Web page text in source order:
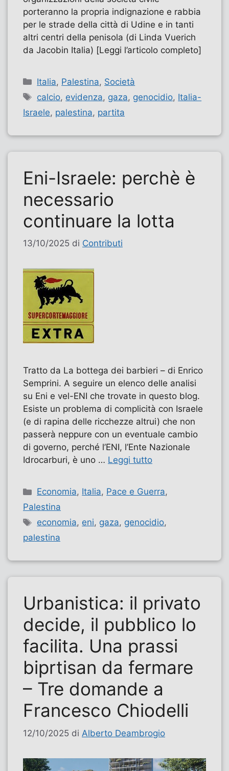
porteranno la propria indignazione e rabbia
per le strade della città di Udine e in tanti
altri centri della penisola (di Linda Vuerich
da Jacobin Italia) [Leggi l’articolo completo]
Categorie
Italia, Palestina, Società
Tag
calcio, evidenza, gaza, genocidio, Italia-
Israele, palestina, partita
Eni-Israele: perchè è
necessario
continuare la lotta
13/10/2025 di Contributi
Tratto da La bottega dei barbieri – di Enrico
Semprini. A seguire un elenco delle analisi
su Eni e vel-ENI che trovate in questo blog.
Esiste un problema di complicità con Israele
(e di rapina delle ricchezze altrui) che non
passerà neppure con un eventuale cambio
di governo, perché l’ENI, l’Ente Nazionale
Idrocarburi, è uno … Leggi tutto
Categorie
Economia, Italia, Pace e Guerra,
Palestina
Tag
economia, eni, gaza, genocidio,
palestina
Urbanistica: il privato
decide, il pubblico lo
facilita. Una prassi
biprtisan da fermare
– Tre domande a
Francesco Chiodelli
12/10/2025 di Alberto Deambrogio